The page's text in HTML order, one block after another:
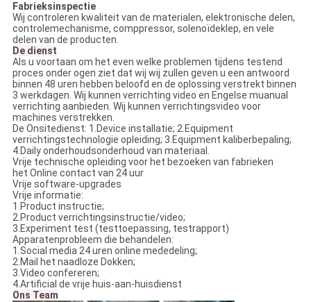
Fabrieksinspectie
Wij controleren kwaliteit van de materialen, elektronische delen,
controlemechanisme, comppressor, solenoïdeklep, en vele
delen van de producten.
De dienst
Als u voortaan om het even welke problemen tijdens testend
proces onder ogen ziet dat wij wij zullen geven u een antwoord
binnen 48 uren hebben beloofd en de oplossing verstrekt binnen
3 werkdagen. Wij kunnen verrichting video en Engelse muanual
verrichting aanbieden. Wij kunnen verrichtingsvideo voor
machines verstrekken.
De Onsitedienst: 1.Device installatie; 2.Equipment
verrichtingstechnologie opleiding; 3.Equipment kaliberbepaling;
4.Daily onderhoudsonderhoud van materiaal.
Vrije technische opleiding voor het bezoeken van fabrieken
het Online contact van 24 uur
Vrije software-upgrades
Vrije informatie:
1.Product instructie;
2.Product verrichtingsinstructie/video;
3.Experiment test (testtoepassing, testrapport)
Apparatenprobleem die behandelen:
1.Social media 24 uren online mededeling;
2.Mail het naadloze Dokken;
3.Video confereren;
4.Artificial de vrije huis-aan-huisdienst
Ons Team